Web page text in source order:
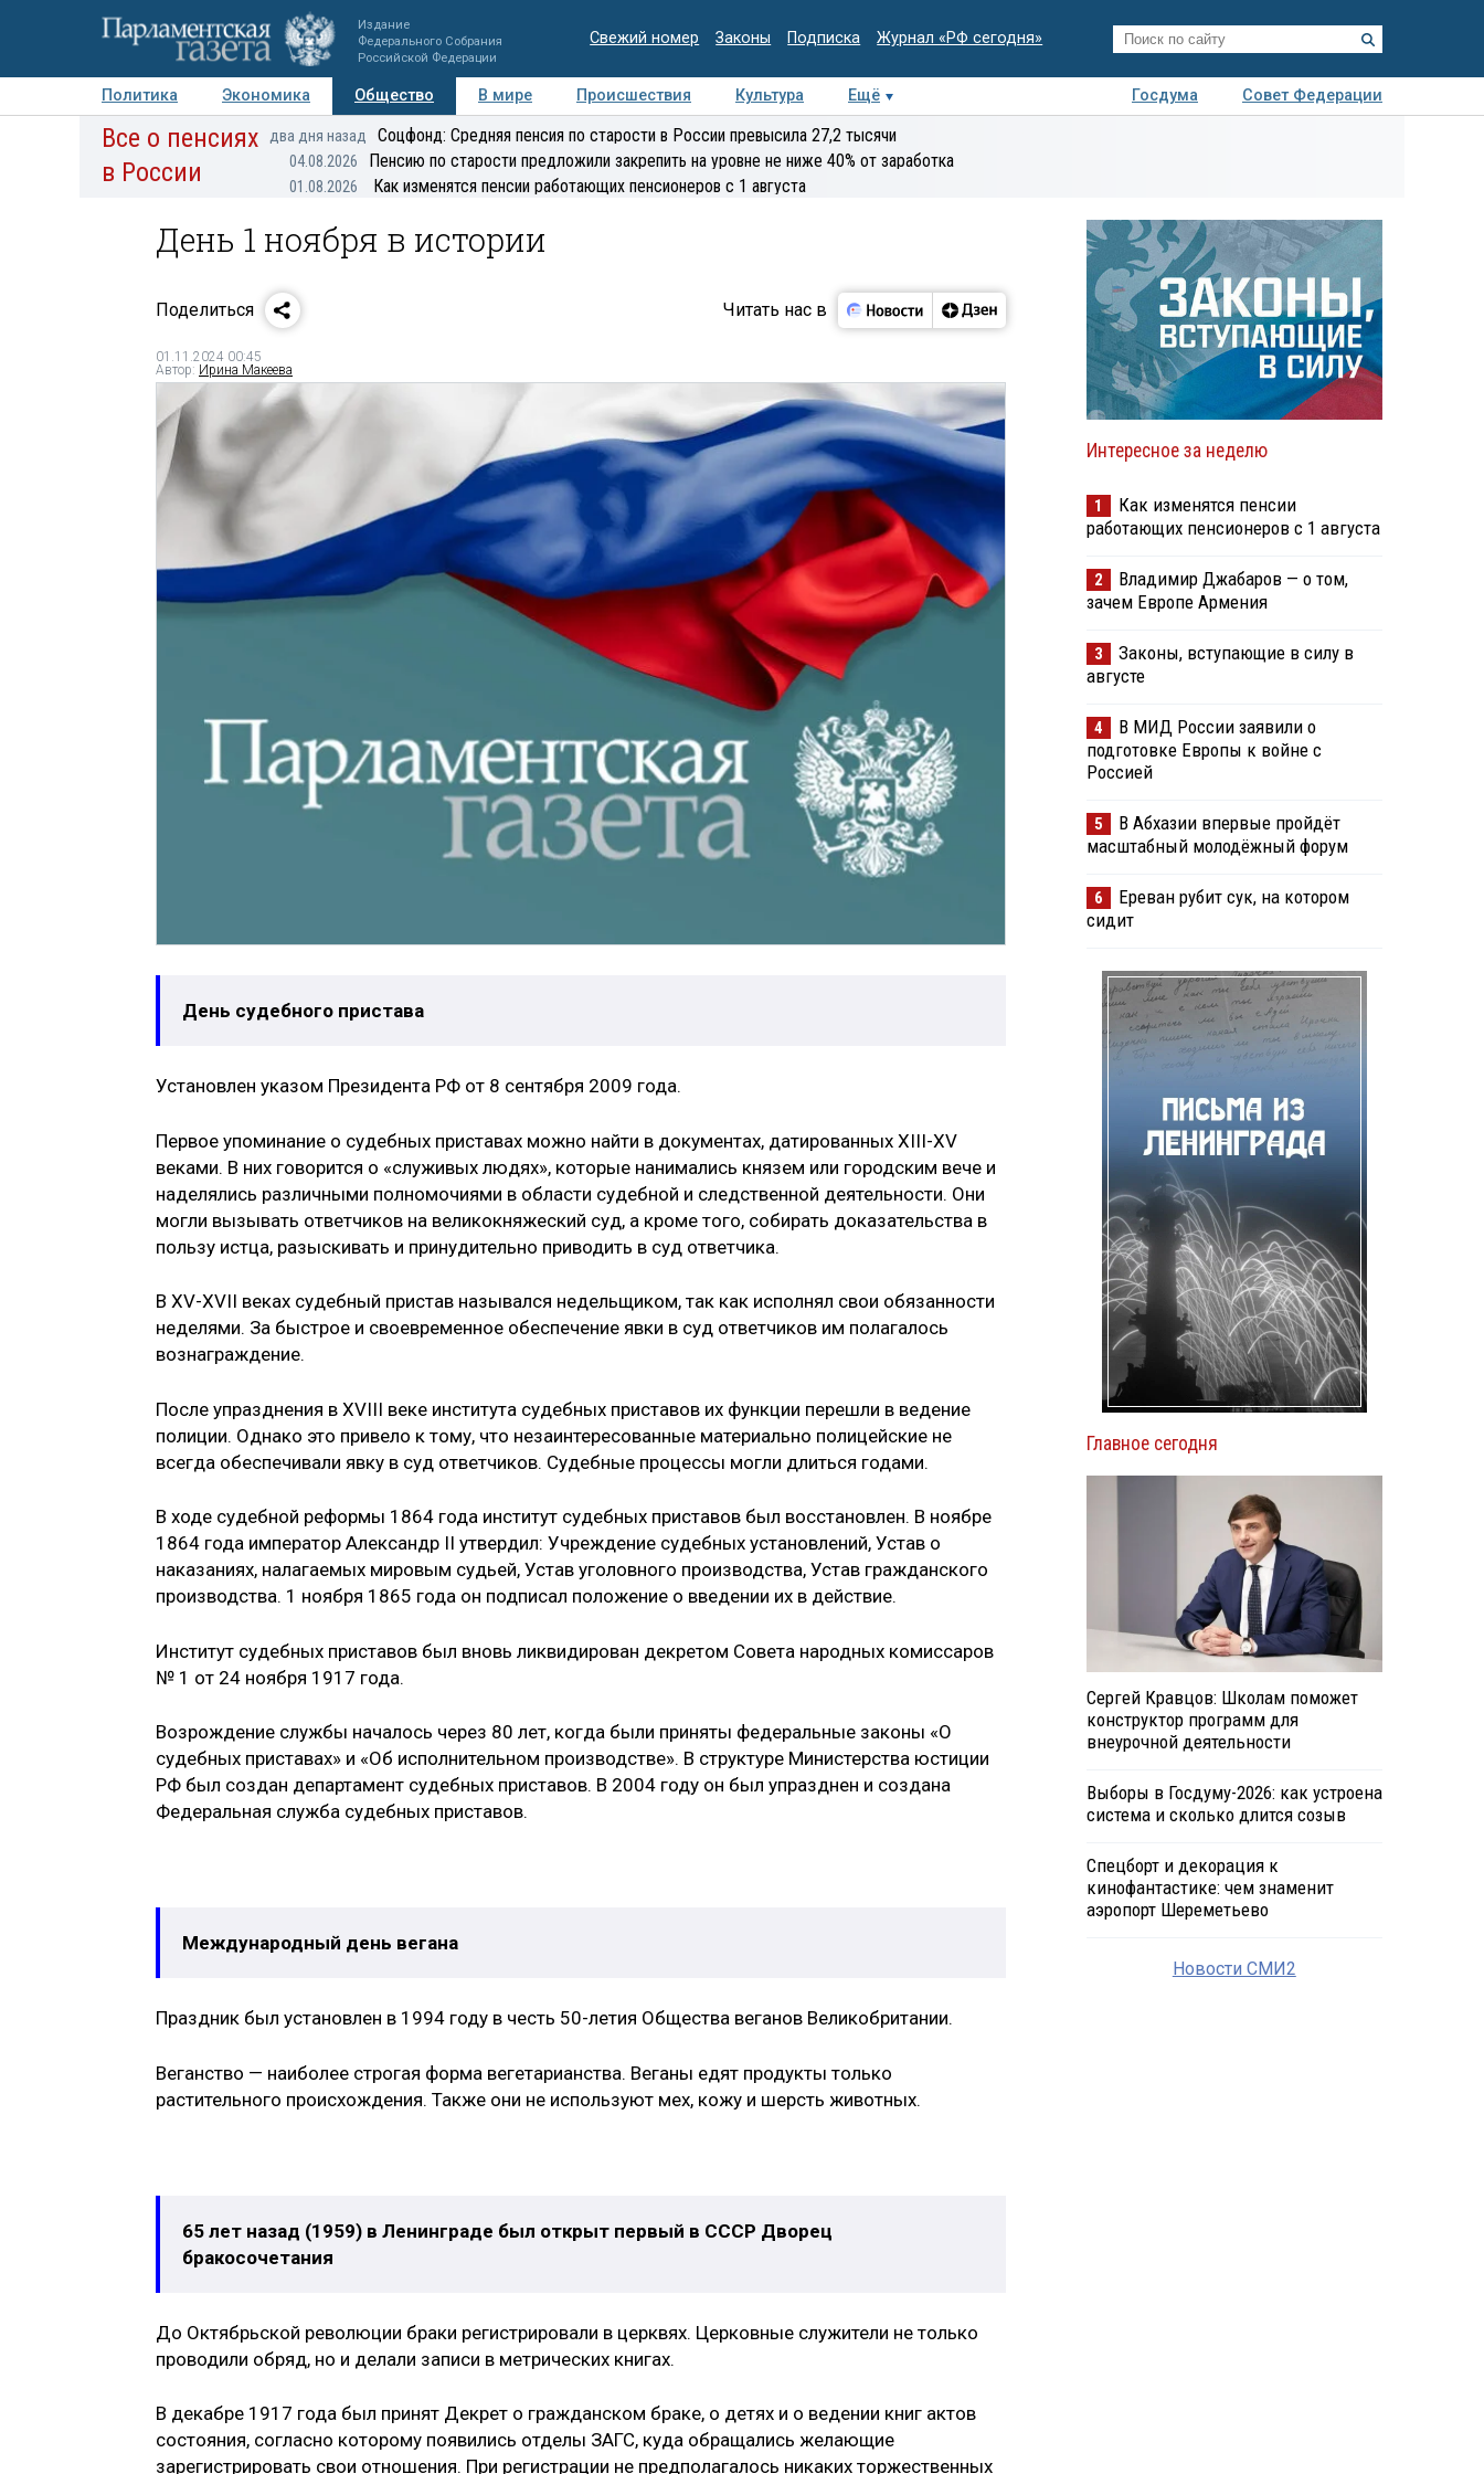
Издание
Федерального Собрания
Российской Федерации
Свежий номер Законы Подписка Журнал «РФ сегодня»
Политика Экономика Общество В мире Происшествия Культура Ещё Госдума
Совет Федерации
Авторы Персоны Мнения Регионы Медиацентр Интервью Колумнисты
Все о пенсиях
в России
два дня назад Соцфонд: Средняя пенсия по старости в России превысила 27,2 тысячи
04.08.2026 Пенсию по старости предложили закрепить на уровне не ниже 40% от заработка
01.08.2026 Как изменятся пенсии работающих пенсионеров с 1 августа
День 1 ноября в истории
Поделиться Читать нас в
01.11.2024 00:45
Автор: Ирина Макеева
День судебного пристава
Установлен указом Президента РФ от 8 сентября 2009 года.
Первое упоминание о судебных приставах можно найти в документах, датированных XIII-XV
веками. В них говорится о «служивых людях», которые нанимались князем или городским вече и
наделялись различными полномочиями в области судебной и следственной деятельности. Они
могли вызывать ответчиков на великокняжеский суд, а кроме того, собирать доказательства в
пользу истца, разыскивать и принудительно приводить в суд ответчика.
В XV-XVII веках судебный пристав назывался недельщиком, так как исполнял свои обязанности
неделями. За быстрое и своевременное обеспечение явки в суд ответчиков им полагалось
вознаграждение.
После упразднения в XVIII веке института судебных приставов их функции перешли в ведение
полиции. Однако это привело к тому, что незаинтересованные материально полицейские не
всегда обеспечивали явку в суд ответчиков. Судебные процессы могли длиться годами.
В ходе судебной реформы 1864 года институт судебных приставов был восстановлен. В ноябре
1864 года император Александр II утвердил: Учреждение судебных установлений, Устав о
наказаниях, налагаемых мировым судьей, Устав уголовного производства, Устав гражданского
производства. 1 ноября 1865 года он подписал положение о введении их в действие.
Институт судебных приставов был вновь ликвидирован декретом Совета народных комиссаров
№ 1 от 24 ноября 1917 года.
Возрождение службы началось через 80 лет, когда были приняты федеральные законы «О
судебных приставах» и «Об исполнительном производстве». В структуре Министерства юстиции
РФ был создан департамент судебных приставов. В 2004 году он был упразднен и создана
Федеральная служба судебных приставов.
Международный день вегана
Праздник был установлен в 1994 году в честь 50-летия Общества веганов Великобритании.
Веганство — наиболее строгая форма вегетарианства. Веганы едят продукты только
растительного происхождения. Также они не используют мех, кожу и шерсть животных.
65 лет назад (1959) в Ленинграде был открыт первый в СССР Дворец
бракосочетания
До Октябрьской революции браки регистрировали в церквях. Церковные служители не только
проводили обряд, но и делали записи в метрических книгах.
В декабре 1917 года был принят Декрет о гражданском браке, о детях и о ведении книг актов
состояния, согласно которому появились отделы ЗАГС, куда обращались желающие
зарегистрировать свои отношения. При регистрации не предполагалось никаких торжественных
Интересное за неделю
1
Как изменятся пенсии
работающих пенсионеров с 1 августа
2
Владимир Джабаров — о том,
зачем Европе Армения
3
Законы, вступающие в силу в
августе
4
В МИД России заявили о
подготовке Европы к войне с
Россией
5
В Абхазии впервые пройдёт
масштабный молодёжный форум
6
Ереван рубит сук, на котором
сидит
Главное сегодня
Сергей Кравцов: Школам поможет
конструктор программ для
внеурочной деятельности
Выборы в Госдуму-2026: как устроена
система и сколько длится созыв
Спецборт и декорация к
кинофантастике: чем знаменит
аэропорт Шереметьево
Новости СМИ2